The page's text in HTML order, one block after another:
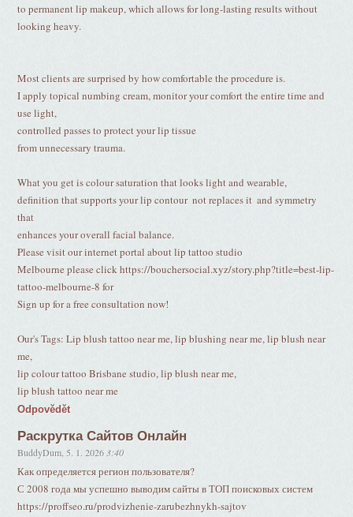
to permanent lip makeup, which allows for long-lasting results without
looking heavy.
Most clients are surprised by how comfortable the procedure is.
I apply topical numbing cream, monitor your comfort the entire time and
use light,
controlled passes to protect your lip tissue
from unnecessary trauma.
What you get is colour saturation that looks light and wearable,
definition that supports your lip contour  not replaces it  and symmetry
that
enhances your overall facial balance.
Please visit our internet portal about lip tattoo studio
Melbourne please click https://bouchersocial.xyz/story.php?title=best-lip-
tattoo-melbourne-8 for
Sign up for a free consultation now!
Our's Tags: Lip blush tattoo near me, lip blushing near me, lip blush near
me,
lip colour tattoo Brisbane studio, lip blush near me,
lip blush tattoo near me
Odpovědět
Раскрутка Сайтов Онлайн
BuddyDum 5. 1. 2026 3:40
Как определяется регион пользователя?
С 2008 года мы успешно выводим сайты в ТОП поисковых систем
https://proffseo.ru/prodvizhenie-zarubezhnykh-sajtov